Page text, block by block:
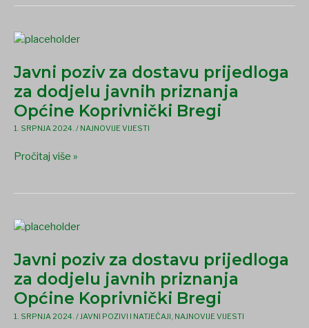
Javni poziv za dostavu prijedloga
za dodjelu javnih priznanja
Općine Koprivnički Bregi
1. SRPNJA 2024. / NAJNOVIJE VIJESTI
Javni
za
dostavu
prijedloga
za
dodjelu
priznanja
Koprivnički
Pročitaj više »
Javni poziv za dostavu prijedloga
za dodjelu javnih priznanja
Općine Koprivnički Bregi
1. SRPNJA 2024. / JAVNI POZIVI I NATJEČAJI NAJNOVIJE VIJESTI
Javni
za
dostavu
prijedloga
za
dodjelu